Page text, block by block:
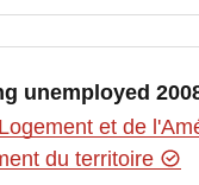
unemployed
et de
du territoire